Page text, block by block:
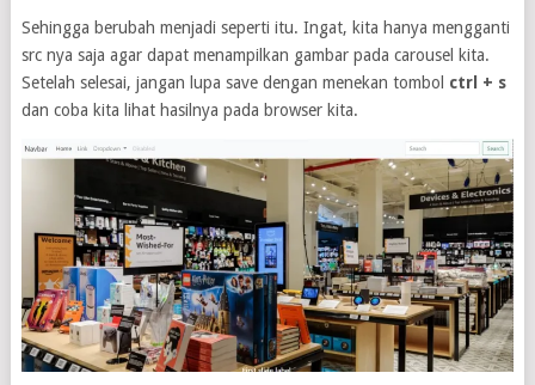
Sehingga berubah menjadi seperti itu. Ingat, kita hanya mengganti
src nya saja agar dapat menampilkan gambar pada carousel kita.
Setelah selesai, jangan lupa save dengan menekan tombol ctrl + s
dan coba kita lihat hasilnya pada browser kita.